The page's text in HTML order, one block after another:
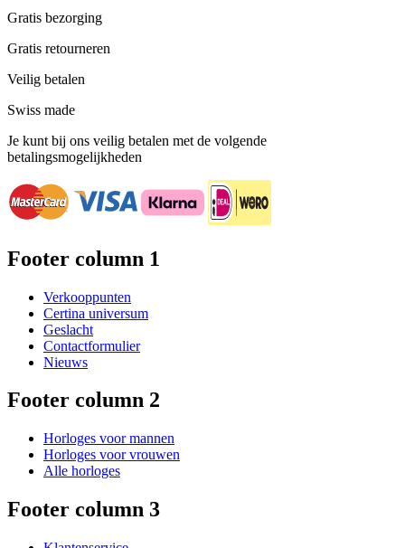
Gratis bezorging
Gratis retourneren
Veilig betalen
Swiss made
Je kunt bij ons veilig betalen met de volgende
betalingsmogelijkheden
Footer column 1
Verkooppunten
Certina universum
Geslacht
Contactformulier
Nieuws
Footer column 2
Horloges voor mannen
Horloges voor vrouwen
Alle horloges
Footer column 3